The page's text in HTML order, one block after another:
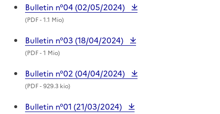
Bulletin n°04 (02/05/2024)
(PDF- 1.1 Mio)
Bulletin n°03 (18/04/2024)
(PDF- 1 Mio)
Bulletin n°02 (04/04/2024)
(PDF- 929.3 kio)
Bulletin n°01 (21/03/2024)